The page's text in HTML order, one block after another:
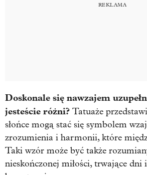
Doskonale się nawzajem
jesteście różni? Tatuaże
słońce mogą stać się symbolem
zrozumienia i harmonii, które
Taki wzór może być także
nieskończonej miłości, trwające dni